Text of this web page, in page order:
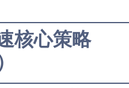
核心策略